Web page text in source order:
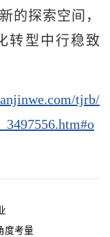
的探索空间，
转型中行稳致
tjrb/
度考量